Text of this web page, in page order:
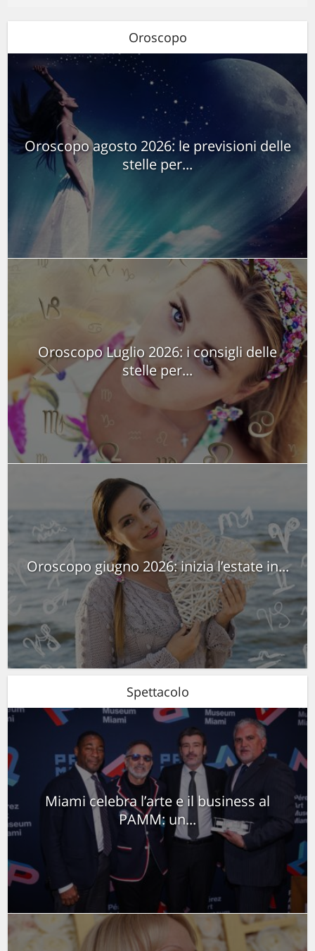
Oroscopo
Oroscopo agosto 2026: le previsioni delle
stelle per...
Oroscopo Luglio 2026: i consigli delle
stelle per...
Oroscopo giugno 2026: inizia l’estate in...
Spettacolo
Miami celebra l’arte e il business al
PAMM: un...